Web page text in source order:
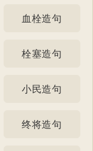
血栓造句
栓塞造句
小民造句
终将造句